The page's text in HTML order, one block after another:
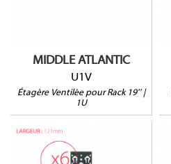
MIDDLE ATLANTIC
U1V
Étagère Ventilée pour Rack 19'' |
1U